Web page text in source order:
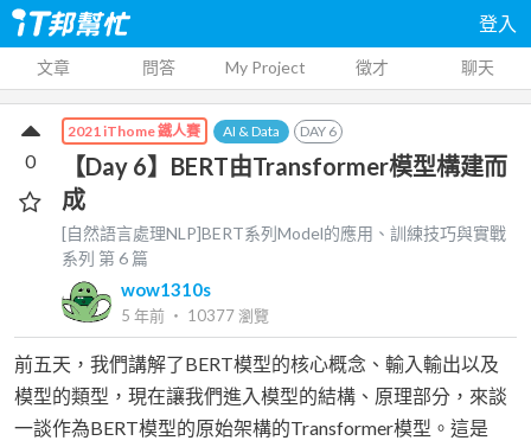
登入
文章 問答 My Project 徵才 聊天
2021 iThome 鐵人賽 AI & Data DAY 6
【Day 6】BERT由Transformer模型構建而
成
[自然語言處理NLP]BERT系列Model的應用、訓練技巧與實戰
系列 第6 篇
wow1310s
5 年前 ‧ 10377瀏覽
0
前五天，我們講解了BERT模型的核心概念、輸入輸出以及
模型的類型，現在讓我們進入模型的結構、原理部分，來談
一談作為BERT模型的原始架構的Transformer模型。這是